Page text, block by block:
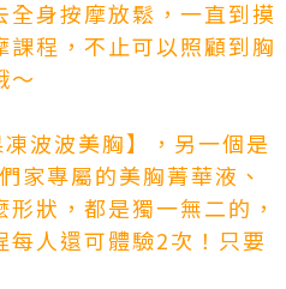
身按摩放鬆，一直到摸
程，不止可以照顧到胸
～
波波美胸】，另一個是
家專屬的美胸菁華液、
狀，都是獨一無二的，
人還可體驗2次！只要